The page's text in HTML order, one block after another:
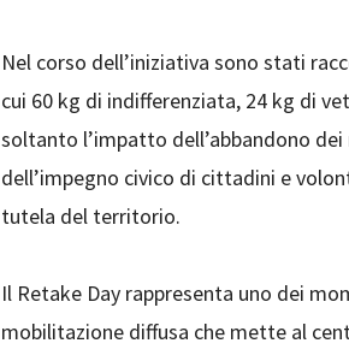
Nel corso dell’iniziativa sono stati
cui 60 kg di indifferenziata, 24 kg di
soltanto l’impatto dell’abbandono
dell’impegno civico di cittadini e
tutela del territorio.
Il Retake Day rappresenta uno dei
mobilitazione diffusa che mette al